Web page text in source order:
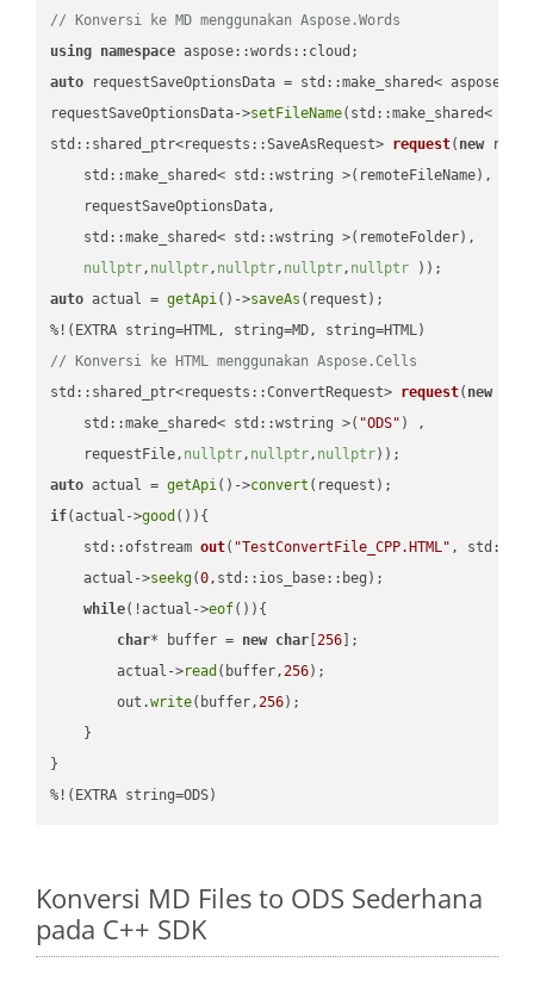
// Konversi ke MD menggunakan Aspose.Words
using namespace
auto requestSaveOptionsData = std::make_shared<
requestSaveOptionsData->setFileName(std::make_shared<
std::shared_ptr<requests::SaveAsRequest> request( new
    std::make_shared< std::wstring >(remoteFileName),
    requestSaveOptionsData,
    std::make_shared< std::wstring >(remoteFolder),
nullptr, nullptr, nullptr, nullptr, nullptr ))
auto actual = getApi()->saveAs (request);
// Konversi ke HTML menggunakan Aspose.Cells
std::shared_ptr<requests::ConvertRequest> request( new
    std::make_shared< std::wstring >(
"ODS" ) ,
    requestFile,
nullptr, nullptr, nullptr))
auto actual = getApi()->convert
if(actual->good ()){
std::ofstream out( "TestConvertFile_CPP.HTML" ,
    actual->
seekg(0,std::ios_base::beg);
while(!actual->eof()){
char* buffer = new char [256 ];
        actual->
read (buffer,256);
        out.
write(buffer,256);
    }
}
%!(EXTRA string=ODS)
Konversi MD Files to ODS Sederhana
pada C++ SDK